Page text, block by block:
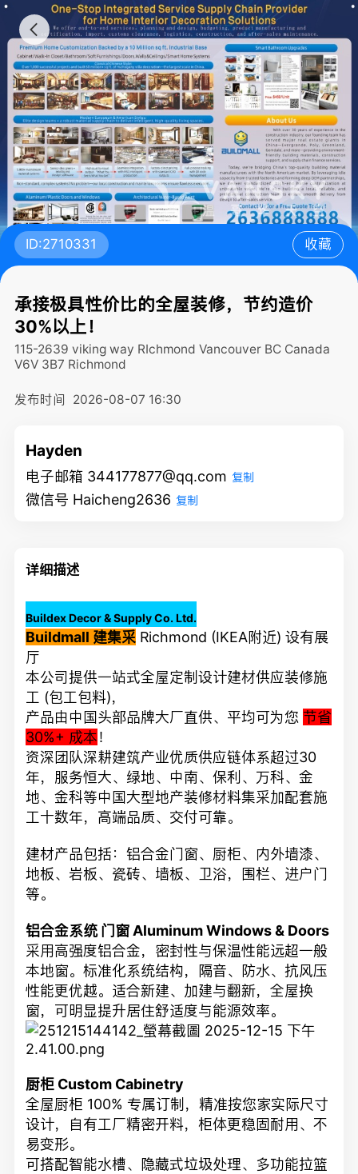
ID:2710331 收藏
承接极具性价比的全屋装修，节约造价
30%以上！
115-2639 viking way RIchmond Vancouver BC Canada
V6V 3B7 Richmond
发布时间 2026-08-07 16:30
Hayden
电子邮箱 344177877@qq.com 复制
微信号 Haicheng2636 复制
详细描述
Buildex Decor & Supply Co. Ltd.
Buildmall 建集采 Richmond (IKEA附近) 设有展
厅
本公司提供一站式全屋定制设计建材供应装修施
工 (包工包料)，
产品由中国头部品牌大厂直供、平均可为您 节省
30%+ 成本！
资深团队深耕建筑产业优质供应链体系超过30
年，服务恒大、绿地、中南、保利、万科、金
地、金科等中国大型地产装修材料集采加配套施
工十数年，高端品质、交付可靠。
建材产品包括：铝合金门窗、厨柜、内外墙漆、
地板、岩板、瓷砖、墙板、卫浴，围栏、进户门
等。
铝合金系统门窗 Aluminum Windows & Doors
采用高强度铝合金，密封性与保温性能远超一般
本地窗。标准化系统结构，隔音、防水、抗风压
性能更优越。适合新建、加建与翻新，全屋换
窗，可明显提升居住舒适度与能源效率。
厨柜 Custom Cabinetry
全屋厨柜 100% 专属订制，精准按您家实际尺寸
设计，自有工厂精密开料，柜体更稳固耐用、不
易变形。
可搭配智能水槽、隐藏式垃圾处理、多功能拉篮